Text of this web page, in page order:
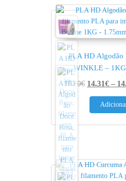
PLA HD Algodão
WINKLE –
17.20€ 14.31€ –